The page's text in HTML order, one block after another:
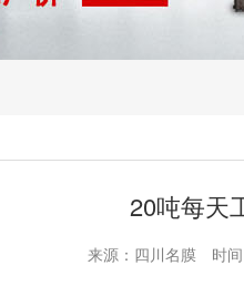
20吨每天
来源：四川名膜 时